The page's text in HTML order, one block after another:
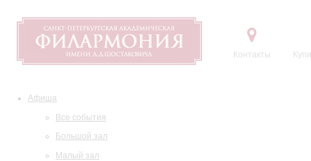
Контакты
Афиша
Все события
Большой зал
Малый зал